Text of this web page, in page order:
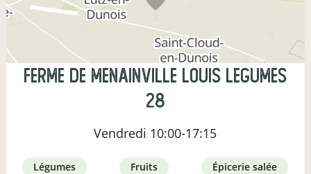
Ferme de Menainville Louis Legumes
28
Vendredi 10:00-17:15
légumes fruits épicerie salée